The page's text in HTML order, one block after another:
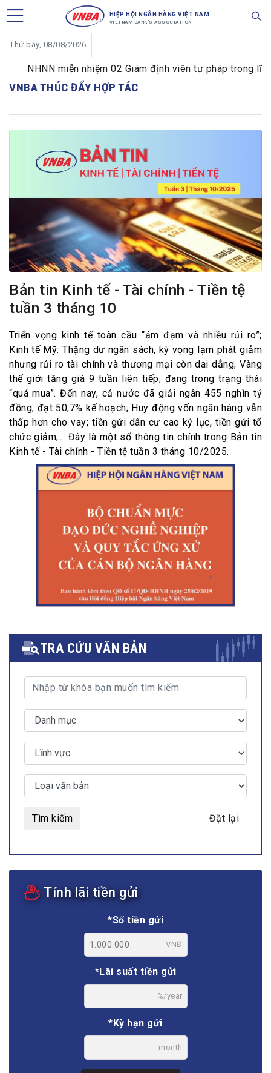
HIỆP HỘI NGÂN HÀNG VIỆT NAM
VIETNAM BANK'S ASSOCIATION
Thứ bảy, 08/08/2026
NHNN miễn nhiệm 02 Giám định viên tư pháp trong lĩnh
VNBA THÚC ĐẨY HỢP TÁC
Bản tin Kinh tế - Tài chính - Tiền tệ
tuần 3 tháng 10
Triển vọng kinh tế toàn cầu “ảm đạm và nhiều rủi ro”;
Kinh tế Mỹ: Thặng dư ngân sách, kỳ vọng lạm phát giảm
nhưng rủi ro tài chính và thương mại còn dai dẳng; Vàng
thế giới tăng giá 9 tuần liên tiếp, đang trong trạng thái
“quá mua”. Đến nay, cả nước đã giải ngân 455 nghìn tỷ
đồng, đạt 50,7% kế hoạch; Huy động vốn ngân hàng vẫn
thấp hơn cho vay; tiền gửi dân cư cao kỷ lục, tiền gửi tổ
chức giảm;... Đây là một số thông tin chính trong Bản tin
Kinh tế - Tài chính - Tiền tệ tuần 3 tháng 10/2025.
TRA CỨU VĂN BẢN
Tìm kiếm Đặt lại
Tính lãi tiền gửi
*Số tiền gửi
VNĐ
*Lãi suất tiền gửi
%/year
*Kỳ hạn gửi
month